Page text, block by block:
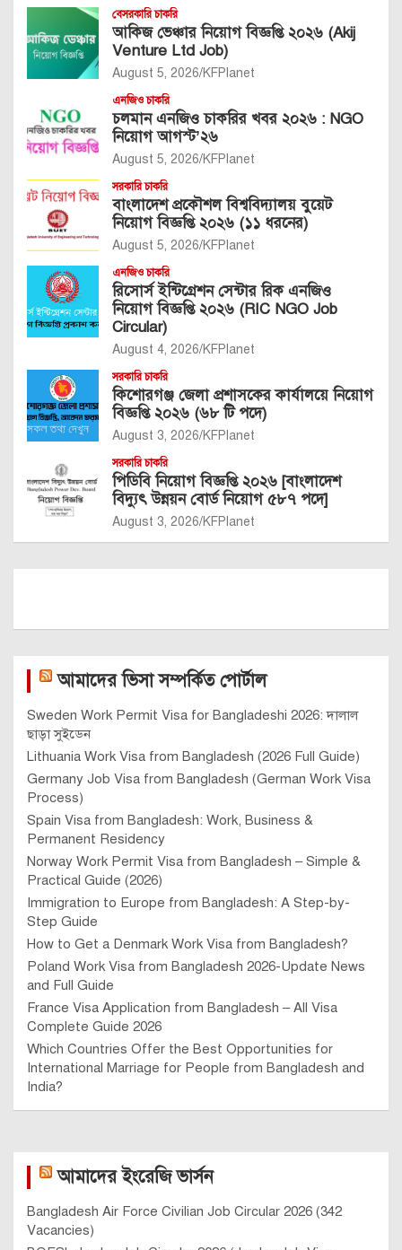
বেসরকারি চাকরি
আকিজ ভেঞ্চার নিয়োগ বিজ্ঞপ্তি ২০২৬ (Akij
Venture Ltd Job)
August 5, 2026 KFPlanet
এনজিও চাকরি
চলমান এনজিও চাকরির খবর ২০২৬ : NGO
নিয়োগ আগস্ট’২৬
August 5, 2026 KFPlanet
সরকারি চাকরি
বাংলাদেশ প্রকৌশল বিশ্ববিদ্যালয় বুয়েট
নিয়োগ বিজ্ঞপ্তি ২০২৬ (১১ ধরনের)
August 5, 2026 KFPlanet
এনজিও চাকরি
রিসোর্স ইন্টিগ্রেশন সেন্টার রিক এনজিও
নিয়োগ বিজ্ঞপ্তি ২০২৬ (RIC NGO Job
Circular)
August 4, 2026 KFPlanet
সরকারি চাকরি
কিশোরগঞ্জ জেলা প্রশাসকের কার্যালয়ে নিয়োগ
বিজ্ঞপ্তি ২০২৬ (৬৮ টি পদে)
August 3, 2026 KFPlanet
সরকারি চাকরি
পিডিবি নিয়োগ বিজ্ঞপ্তি ২০২৬ [বাংলাদেশ
বিদ্যুৎ উন্নয়ন বোর্ড নিয়োগ ৫৮৭ পদে]
August 3, 2026 KFPlanet
আমাদের ভিসা সম্পর্কিত পোর্টাল
Sweden Work Permit Visa for Bangladeshi 2026: দালাল
ছাড়া সুইডেন
Lithuania Work Visa from Bangladesh (2026 Full Guide)
Germany Job Visa from Bangladesh (German Work Visa
Process)
Spain Visa from Bangladesh: Work, Business &
Permanent Residency
Norway Work Permit Visa from Bangladesh – Simple &
Practical Guide (2026)
Immigration to Europe from Bangladesh: A Step-by-
Step Guide
How to Get a Denmark Work Visa from Bangladesh?
Poland Work Visa from Bangladesh 2026-Update News
and Full Guide
France Visa Application from Bangladesh – All Visa
Complete Guide 2026
Which Countries Offer the Best Opportunities for
International Marriage for People from Bangladesh and
India?
আমাদের ইংরেজি ভার্সন
Bangladesh Air Force Civilian Job Circular 2026 (342
Vacancies)